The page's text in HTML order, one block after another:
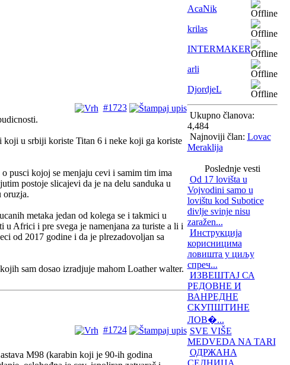
#1723
koji u srbiji koriste Titan 6 i neke koji ga koriste
pusci kojoj se menjaju cevi i samim tim ima
postoje slicajevi da je na delu sanduka u
oruzja.
metaka jedan od kolega se i takmici u
Africi i pre svega je namenjana za turiste a li i
od 2017 godine i da je plrezadovoljan sa
sam dosao izradjuje mahom Loather walter.
#1724
M98 (karabin koji je 90-ih godina
AcaNik
krilas
INTERMAKER
arli
DjordjeL
Ukupno članova:
4,484
Najnoviji član: Lovac
Meraklija
Poslednje vesti
Od 17 lovišta u
Vojvodini samo u
lovištu kod Subotice
divlje svinje nisu
zaražen...
Инструкција
корисницима
ловишта у циљу
спреч...
ИЗВЕШТАЈ СА
РЕДОВНЕ И
ВАНРЕДНЕ
СКУПШТИНЕ
ЛОВ�...
SVE VIŠE
MEDVEDA NA TARI
ОДРЖАНА
СЕДНИЦА